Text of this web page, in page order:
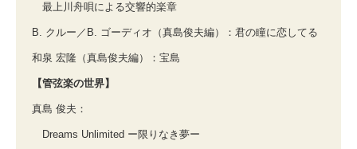
最上川舟唄による交響的楽章
B. クルー／B. ゴーディオ（真島俊夫編）：君の瞳に恋してる
和泉 宏隆（真島俊夫編）：宝島
【管弦楽の世界】
真島 俊夫：
Dreams Unlimited ー限りなき夢ー